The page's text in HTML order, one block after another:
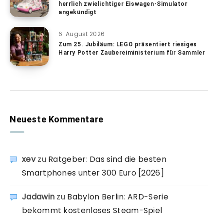
herrlich zwielichtiger Eiswagen-Simulator
angekündigt
6. August 2026
Zum 25. Jubiläum: LEGO präsentiert riesiges
Harry Potter Zaubereiministerium für Sammler
Neueste Kommentare
xevzu Ratgeber: Das sind die besten
Smartphones unter 300 Euro [2026]
Jadawin zu Babylon Berlin: ARD-Serie
bekommt kostenloses Steam-Spiel